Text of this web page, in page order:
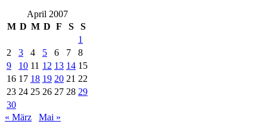
April 2007
M D M D F S
S
1
2
3 4 5 6 7
8
9
10 11 12 13 14 15
16 17 18 19 20 21 22
23 24 25 26 27 28 29
30
« März
Mai »